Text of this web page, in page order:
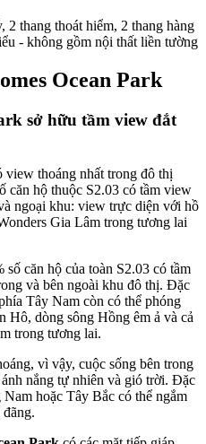
2 thang thoát hiểm, 2 thang hàng
- không gồm nội thất liền tường
Ocean Park
sở hữu tầm view đắt
view thoáng nhất trong đô thị
căn hộ thuộc S2.03 có tầm view
ngoại khu: view trực diện với hồ
Gia Lâm trong tương lai
căn hộ của toàn S2.03 có tầm
và bên ngoài khu đô thị. Đặc
Tây Nam còn có thể phóng
Hô, dòng sông Hồng êm ả và cả
trong tương lai.
vì vậy, cuộc sống bên trong
nắng tự nhiên và gió trời. Đặc
hoặc Tây Bắc có thể ngắm